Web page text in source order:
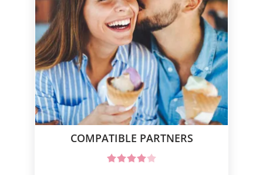
COMPATIBLE PARTNERS